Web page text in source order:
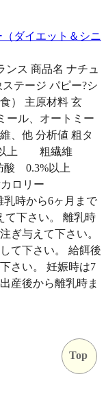
ダイエット＆シニ
ンス 商品名 ナチュ
テージ パピー?シ
） 主原材料 玄
ール、オートミー
、他 分析値 粗タ
以上 粗繊維
肪酸 0.3%以上
カロリー
乳時から6ヶ月まで
て下さい。 離乳時
ぎ与えて下さい。
て下さい。 給餌後
さい。 妊娠時は7
産後から離乳時ま
Top